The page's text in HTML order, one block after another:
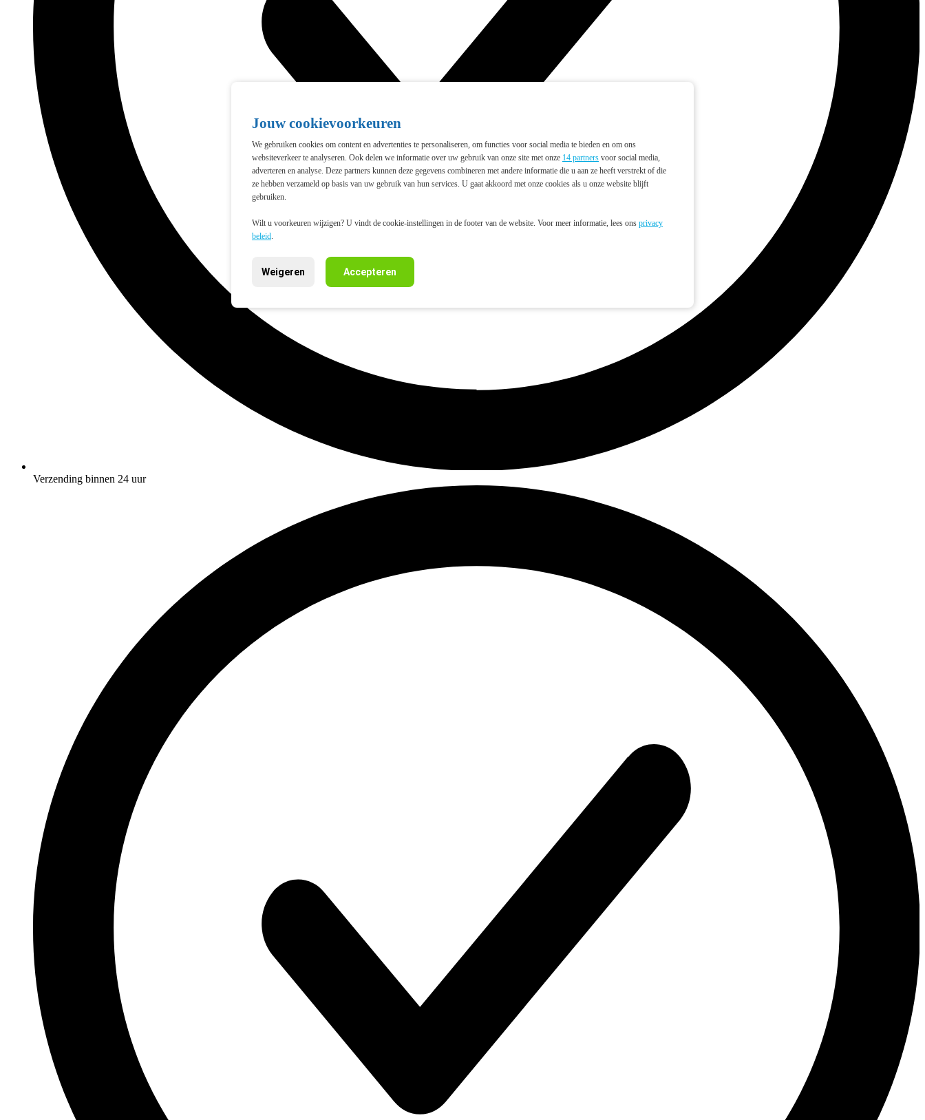
Jouw cookievoorkeuren
We gebruiken cookies om content en advertenties te personaliseren, om functies voor social media te bieden en om ons
websiteverkeer te analyseren. Ook delen we informatie over uw gebruik van onze site met onze 14 partners voor social media,
adverteren en analyse. Deze partners kunnen deze gegevens combineren met andere informatie die u aan ze heeft verstrekt of die
ze hebben verzameld op basis van uw gebruik van hun services. U gaat akkoord met onze cookies als u onze website blijft
gebruiken.
Wilt u voorkeuren wijzigen? U vindt de cookie-instellingen in de footer van de website. Voor meer informatie, lees ons privacy
beleid.
Weigeren Accepteren
Verzending binnen 24 uur